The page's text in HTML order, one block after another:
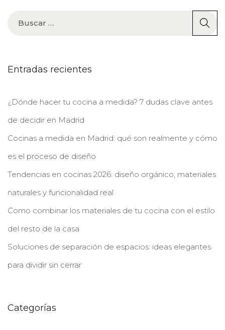
Entradas recientes
¿Dónde hacer tu cocina a medida? 7 dudas clave antes
de decidir en Madrid
Cocinas a medida en Madrid: qué son realmente y cómo
es el proceso de diseño
Tendencias en cocinas 2026: diseño orgánico, materiales
naturales y funcionalidad real
Como combinar los materiales de tu cocina con el estilo
del resto de la casa
Soluciones de separación de espacios: ideas elegantes
para dividir sin cerrar
Categorías